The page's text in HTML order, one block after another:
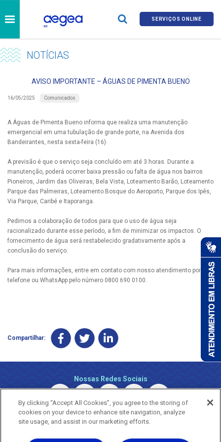
SERVIÇOS ONLINE
NOTÍCIAS
AVISO IMPORTANTE – ÁGUAS DE PIMENTA BUENO
16/05/2025 Comunicados
A Águas de Pimenta Bueno informa que realiza uma manutenção
emergencial em uma tubulação de grande porte, na Avenida dos
Bandeirantes, nesta sexta-feira (16).
A previsão é que o serviço seja concluído em até 3 horas. Durante a
manutenção, poderá ocorrer baixa pressão ou falta de água nos bairros
Pioneiros, Jardim das Oliveiras, Bela Vista, Loteamento Barão, Loteamento
Parque das Palmeiras, Loteamento Bosque do Aeroporto, Parque dos Ipês,
Via Parque, Caribé e Itaporanga.
Pedimos a colaboração de todos para que o uso de água seja
racionalizado durante esse período, a fim de minimizar os impactos. O
fornecimento de água será restabelecido gradativamente após a
conclusão do serviço.
Para mais informações, entre em contato com nosso atendimento por
telefone ou WhatsApp pelo número 0800 690 0100.
Compartilhar:
Nossas Redes Sociais
By clicking “Accept All Cookies”, you agree to the storing of
cookies on your device to enhance site navigation, analyze
site usage, and assist in our marketing efforts.